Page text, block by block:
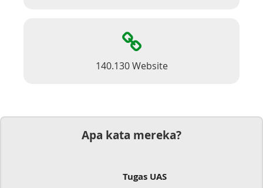
140.130 Website
Apa kata mereka?
Tugas UAS